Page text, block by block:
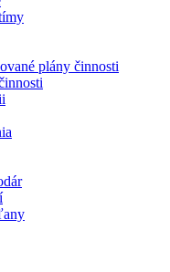
plány činnosti